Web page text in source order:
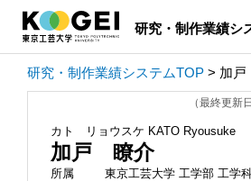
研究・制作業績シ
研究・制作業績システムTOP > 加
（最終更新
カト リョウスケ KATO Ryousuke
加戸 瞭介
所属
東京工芸大学 工学部 工学